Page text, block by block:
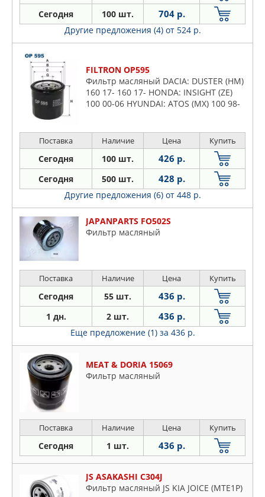
Сегодня 100 шт. 704 р.
Другие предложения (4) от 524 р.
FILTRON OP595
Фильтр масляный DACIA: DUSTER (HM)
160 17- 160 17- HONDA: INSIGHT (ZE)
100 00-06 HYUNDAI: ATOS (MX) 100 98-
Поставка Наличие Цена Купить
Сегодня 100 шт. 426 р.
Сегодня 500 шт. 428 р.
Другие предложения (6) от 448 р.
JAPANPARTS FO502S
Фильтр масляный
Поставка Наличие Цена Купить
Сегодня 55 шт. 436 р.
1 дн. 2 шт. 436 р.
Еще предложение (1) за 436 р.
MEAT & DORIA 15069
Фильтр масляный
Поставка Наличие Цена Купить
Сегодня 1 шт. 436 р.
JS ASAKASHI C304J
Фильтр масляный JS KIA JOICE (MTE1P)